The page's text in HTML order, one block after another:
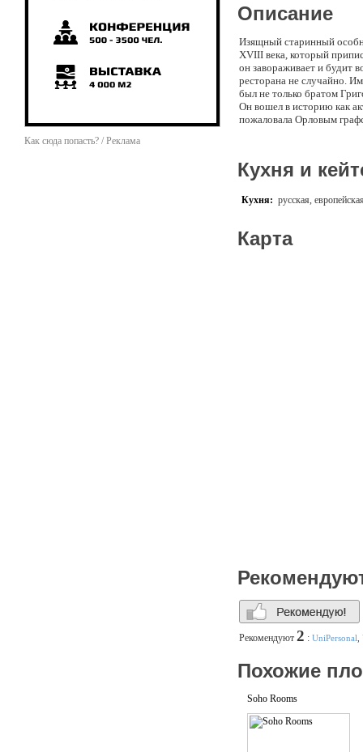
Как сюда попасть? / Реклама
Описание
Изящный старинный
XVIII века, который
он завораживает и будит
ресторана не случайно.
был не только братом
Он вошел в историю как
пожаловала Орловым
Кухня и
Кухня: русская,
Карта
Рекомендуют 2 : UniPersonal
Похожие
Soho Rooms